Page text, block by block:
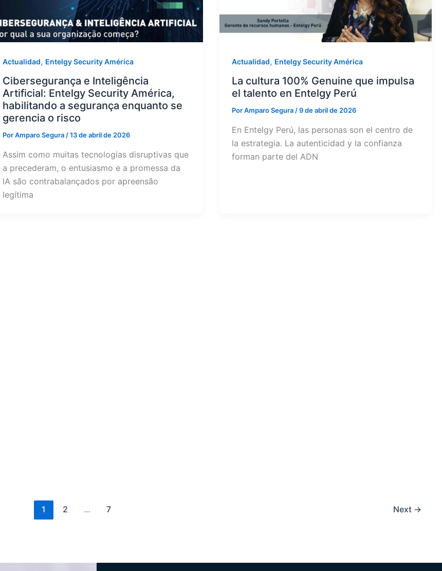
Actualidad, Entelgy Security América
Cibersegurança e Inteligência
Artificial: Entelgy Security América,
habilitando a segurança enquanto se
gerencia o risco
PorAmparo Segura/13 de abril de 2026
Assim como muitas tecnologias disruptivas que
a precederam, o entusiasmo e a promessa da
IA são contrabalançados por apreensão
legítima
Actualidad, Entelgy Security América
La cultura 100% Genuine que impulsa
el talento en Entelgy Perú
PorAmparo Segura/9 de abril de 2026
En Entelgy Perú, las personas son el centro de
la estrategia. La autenticidad y la confianza
forman parte del ADN
1 2 … 7 Next →